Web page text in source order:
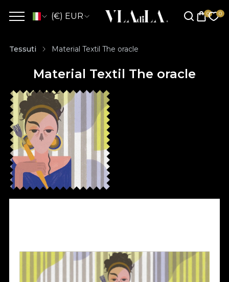
(€) EUR
Tessuti Material Textil The oracle
Material Textil The oracle